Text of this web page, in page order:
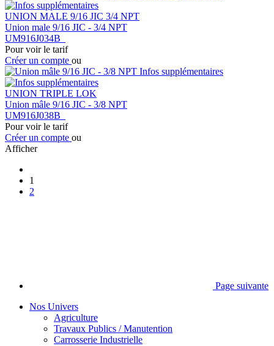
UNION MALE 9/16 JIC 3/4 NPT
Union male 9/16 JIC - 3/4 NPT
UM916J034B
Pour voir le tarif
Créer un compte ou
Infos supplémentaires
UNION TRIPLE LOK
Union mâle 9/16 JIC - 3/8 NPT
UM916J038B
Pour voir le tarif
Créer un compte ou
Afficher
1
2
Page suivante
Nos Univers
Agriculture
Travaux Publics / Manutention
Carrosserie Industrielle